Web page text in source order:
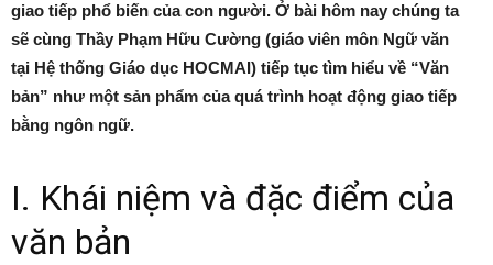
giao tiếp phổ biến của con người. Ở bài hôm nay chúng ta
sẽ cùng Thầy Phạm Hữu Cường (giáo viên môn Ngữ văn
tại Hệ thống Giáo dục HOCMAI) tiếp tục tìm hiểu về “Văn
bản” như một sản phẩm của quá trình hoạt động giao tiếp
bằng ngôn ngữ.
I. Khái niệm và đặc điểm của
văn bản